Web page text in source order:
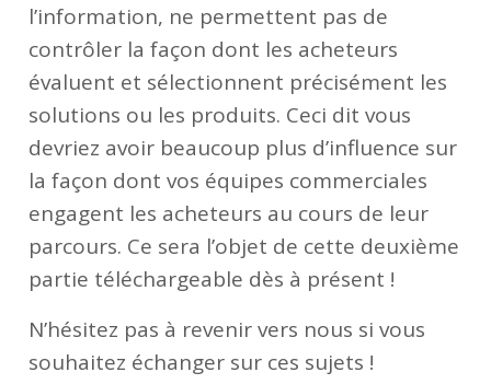
l’information, ne permettent pas de
contrôler la façon dont les acheteurs
évaluent et sélectionnent précisément les
solutions ou les produits. Ceci dit vous
devriez avoir beaucoup plus d’influence sur
la façon dont vos équipes commerciales
engagent les acheteurs au cours de leur
parcours. Ce sera l’objet de cette deuxième
partie téléchargeable dès à présent !
N’hésitez pas à revenir vers nous si vous
souhaitez échanger sur ces sujets !